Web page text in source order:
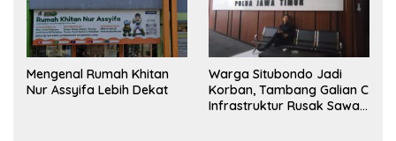
Mengenal Rumah Khitan
Nur Assyifa Lebih Dekat
Warga Situbondo Jadi
Korban, Tambang Galian C
Infrastruktur Rusak Sawah